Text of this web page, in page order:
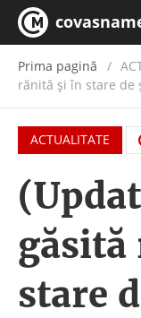
Prima pagină
rănită și în stare de
ACTUALITATE
stare